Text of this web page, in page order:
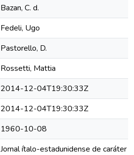
Bazan, C. d.
Fedeli, Ugo
Pastorello, D.
Rossetti, Mattia
2014-12-04T19:30:33Z
2014-12-04T19:30:33Z
1960-10-08
Jornal ítalo-estadunidense de caráter